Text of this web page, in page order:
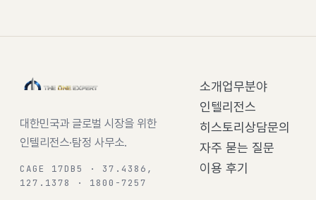
대한민국과 글로벌 시장을 위한
인텔리전스·탐정 사무소.
CAGE 17DB5 · 37.4386,
127.1378 · 1800-7257
소개업무분야
인텔리전스
히스토리상담문의
자주 묻는 질문
이용 후기